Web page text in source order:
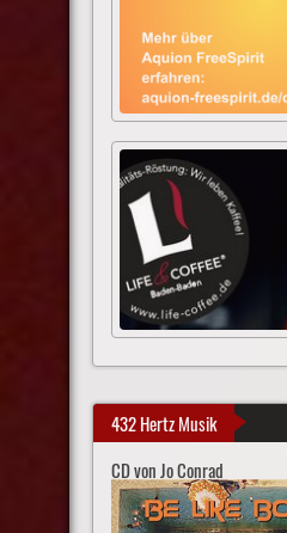
432 Hertz Musik
CD von Jo Conrad